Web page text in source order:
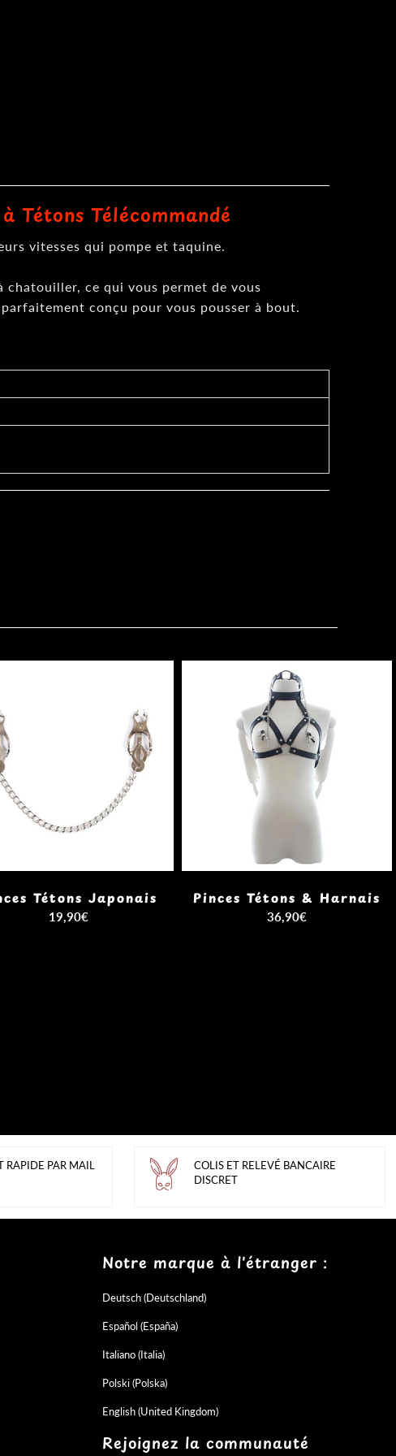
Tétons Télécommandé
vitesses qui pompe et taquine.
chatouiller, ce qui vous permet de vous
conçu pour vous pousser à bout.
Tétons Japonais
19,90€
Pinces Tétons & Harnais
36,90€
RAPIDE PAR MAIL
COLIS ET RELEVÉ BANCAIRE
DISCRET
Notre marque à l'étranger :
Deutsch (Deutschland)
Español (España)
Italiano (Italia)
Polski (Polska)
English (United Kingdom)
Rejoignez la communauté